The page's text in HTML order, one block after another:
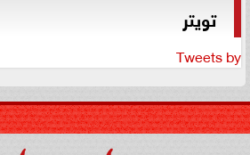
تويتر
Tweets by